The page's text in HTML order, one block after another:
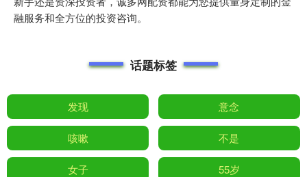
融服务和全方位的投资咨询。
话题标签
发现 意念
咳嗽 不是
女子 55岁